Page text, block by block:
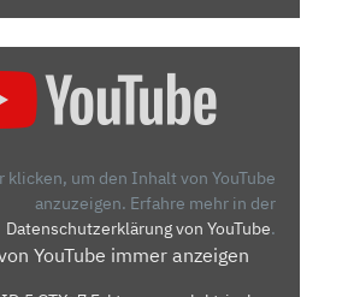
klicken, um den Inhalt von YouTube
anzuzeigen. Erfahre mehr in der
Datenschutzerklärung von YouTube.
YouTube immer anzeigen